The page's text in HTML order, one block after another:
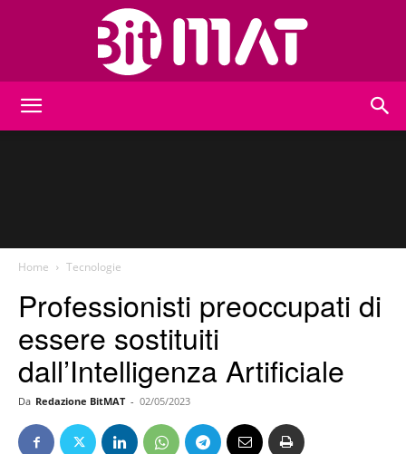
Home Tecnologie
Professionisti preoccupati di
essere sostituiti
dall’Intelligenza Artificiale
Da Redazione BitMAT - 02/05/2023